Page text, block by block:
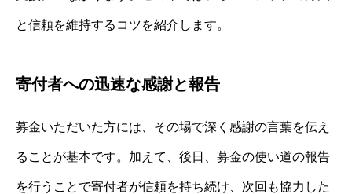
と信頼を維持するコツを紹介します。
寄付者への迅速な感謝と報告
募金いただいた方には、その場で深く感謝の言葉を伝え
ることが基本です。加えて、後日、募金の使い道の報告
を行うことで寄付者が信頼を持ち続け、次回も協力した